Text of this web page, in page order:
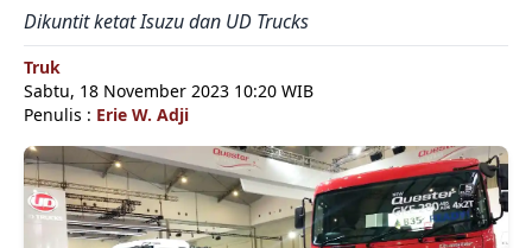
Dikuntit ketat Isuzu dan UD Trucks
Truk
Sabtu, 18 November 2023 10:20 WIB
Penulis : Erie W. Adji